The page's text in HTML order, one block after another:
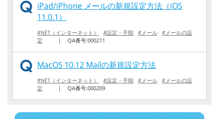
iPad/iPhone メールの新規設定方法（iOS
11.0.1）
#NET（インターネット） #設定・手順 #メール #メールの設
定 ｜ QA番号:000211
MacOS 10.12 Mailの新規設定方法
#NET（インターネット） #設定・手順 #メール #メールの設
定 ｜ QA番号:000209